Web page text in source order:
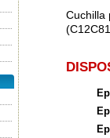
Cuchilla